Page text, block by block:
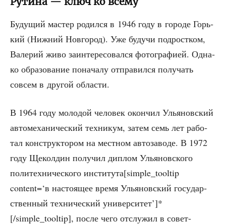
Буду­щий мастер родил­ся в 1946 году в горо­де Горь­
кий (Ниж­ний Нов­го­род). Уже будучи под­рост­ком,
Вале­рий живо заин­те­ре­со­вал­ся фото­гра­фи­ей. Одна­
ко обра­зо­ва­ние пона­ча­лу отпра­вил­ся полу­чать
совсем в дру­гой области.
В 1964 году моло­дой чело­век окон­чил Улья­нов­ский
авто­ме­ха­ни­че­ский тех­ни­кум, затем семь лет рабо­
тал кон­струк­то­ром на мест­ном авто­за­во­де. В 1972
году Щекол­дин полу­чил диплом Улья­нов­ско­го
поли­тех­ни­че­ско­го института[simple_tooltip
content=‘в насто­я­щее вре­мя Улья­нов­ский госу­дар­
ствен­ный тех­ни­че­ский университет’]*
[/simple_tooltip], после чего отслу­жил в совет­